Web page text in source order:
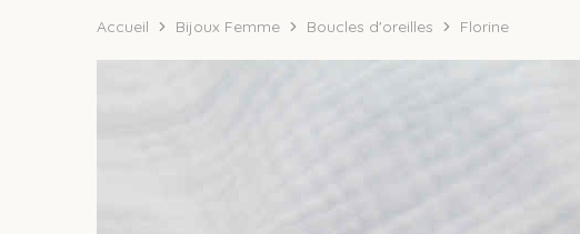
Accueil Bijoux Femme Boucles d'oreilles Florine